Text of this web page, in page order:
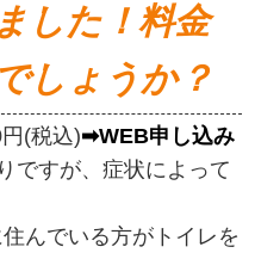
した！料金
しょうか？
(税込)➡WEB申し込み
ですが、症状によって
んでいる方がトイレを